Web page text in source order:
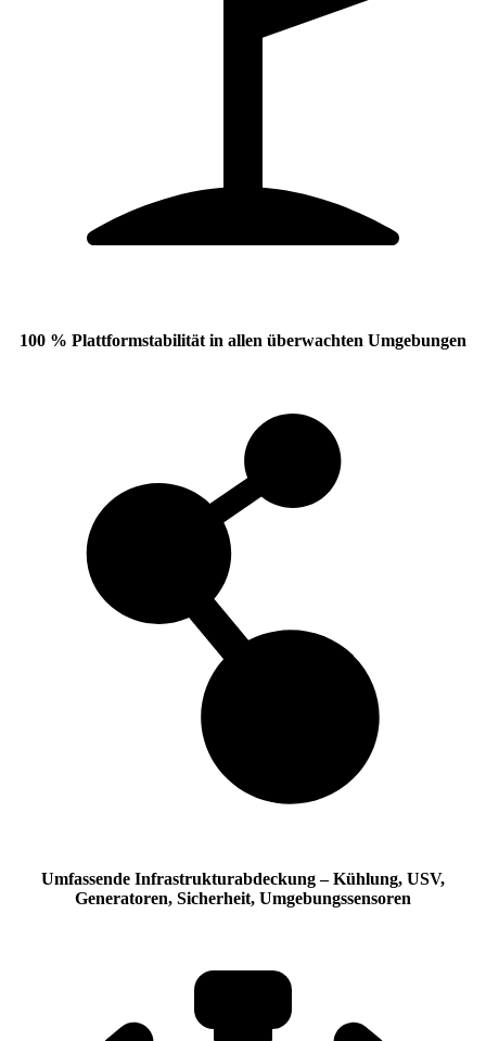
100 % Plattformstabilität in allen überwachten Umgebungen
Umfassende Infrastrukturabdeckung– Kühlung, USV,
Generatoren, Sicherheit, Umgebungssensoren